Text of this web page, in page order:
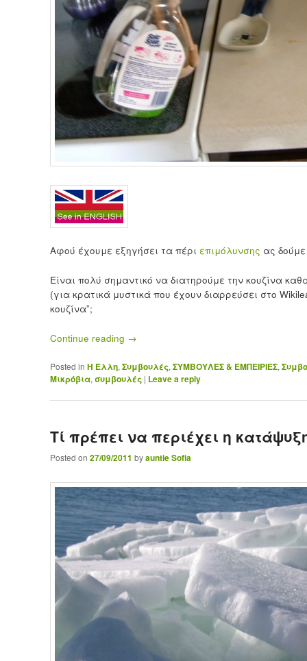
Αφού έχουμε εξηγήσει τα πέρι επιμόλυνσης ας
Είναι πολύ σημαντικό να διατηρούμε την κουζίνα
(για κρατικά μυστικά που έχουν διαρρεύσει στο
κουζίνα”;
Continue reading →
Posted in Η Έλλη, Συμβουλές, ΣΥΜΒΟΥΛΕΣ & ΕΜΠΕΙΡΙΕΣ,
Μικρόβια, συμβουλές | Leave a reply
Τί πρέπει να περιέχει η
Posted on 27/09/2011 byauntie Sofia